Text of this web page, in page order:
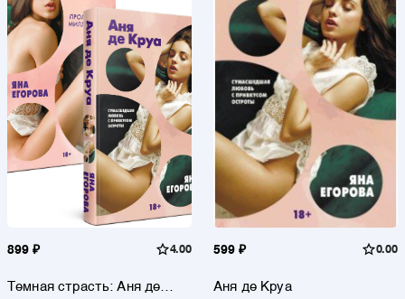
899 ₽ 4.00
Темная страсть: Аня де
599 ₽ 0.00
Аня де Круа